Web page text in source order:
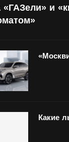
«ГАЗели» и
Какие